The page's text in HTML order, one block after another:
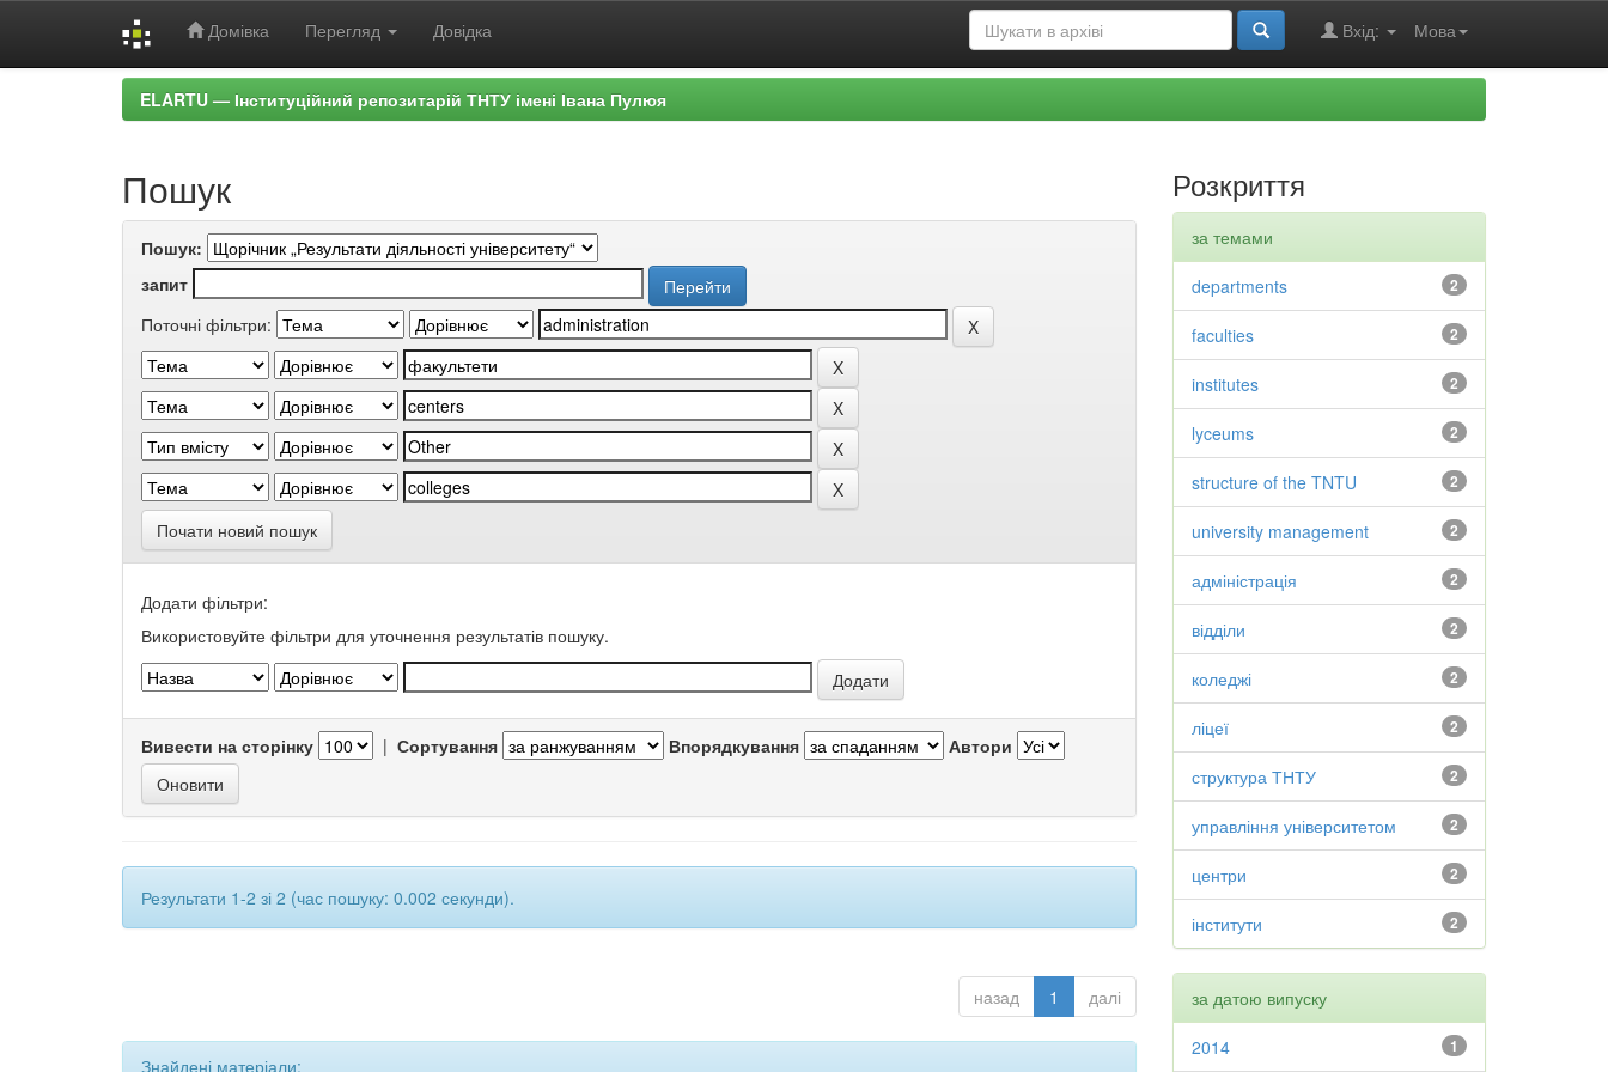
Домівка Перегляд Довідка Мова
Вхід:
ELARTU — Інституційний репозитарій ТНТУ імені Івана Пулюя
Пошук
Пошук:
запит
Поточні фільтри:
Почати новий пошук
Додати фільтри:
Використовуйте фільтри для уточнення результатів пошуку.
Вивести на сторінку | Сортування Впорядкування Автори
Результати 1-2 зі 2 (час пошуку: 0.002 секунди).
назад 1 далі
Знайдені матеріали:
Розкриття
за темами
2
departments
2
faculties
2
institutes
2
lyceums
2
structure of the TNTU
2
university management
2
адміністрація
2
відділи
2
коледжі
2
ліцеї
2
структура ТНТУ
2
управління університетом
2
центри
2
інститути
за датою випуску
1
2014